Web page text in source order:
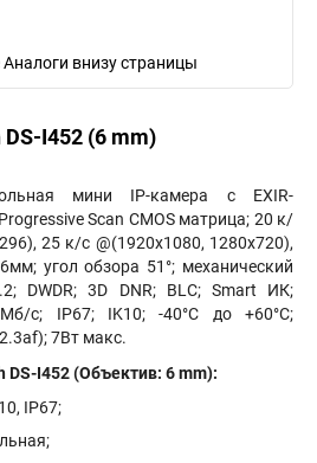
внизу страницы
I452 (6 mm)
мини IP-камера с EXIR-
Scan CMOS матрица; 20 к/
25 к/с @(1920х1080, 1280х720),
угол обзора 51°; механический
DWDR; 3D DNR; BLC; Smart ИК;
с; IP67; IK10; -40°C до +60°C;
7Вт макс.
DS-I452 (Объектив: 6 mm):
IP67;